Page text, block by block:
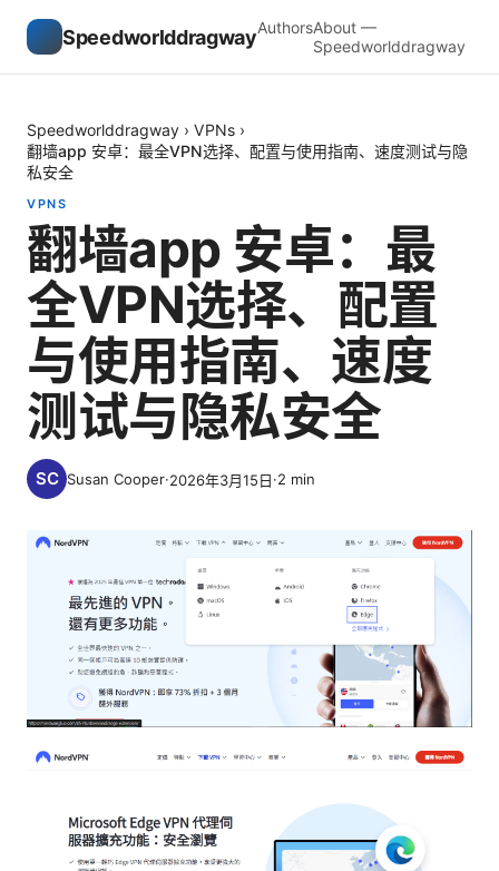
SpeedworlddragwayAuthorsAbout —
Speedworlddragway
Speedworlddragway › VPNs ›
翻墙app 安卓：最全VPN选择、配置与使用指南、速度测试与隐
私安全
VPNS
翻墙app 安卓：最
全VPN选择、配置
与使用指南、速度
测试与隐私安全
Susan Cooper·2026年3月15日·2 min